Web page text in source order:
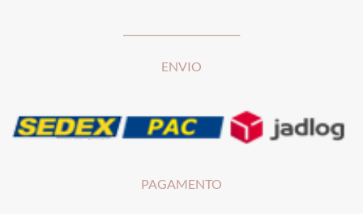
ENVIO
PAGAMENTO